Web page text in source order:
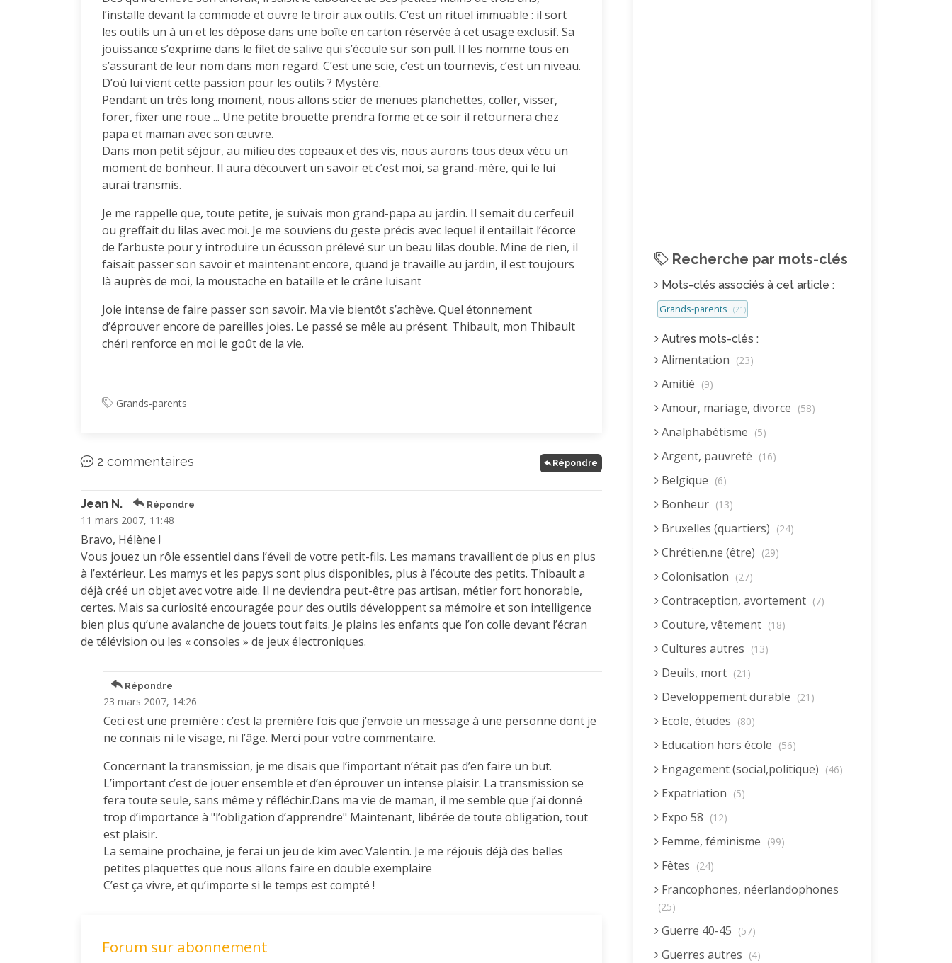
l’installe devant la commode et ouvre le tiroir aux outils. C’est un rituel immuable : il sort
les outils un à un et les dépose dans une boîte en carton réservée à cet usage exclusif. Sa
jouissance s’exprime dans le filet de salive qui s’écoule sur son pull. Il les nomme tous en
s’assurant de leur nom dans mon regard. C’est une scie, c’est un tournevis, c’est un niveau.
D’où lui vient cette passion pour les outils ? Mystère.
Pendant un très long moment, nous allons scier de menues planchettes, coller, visser,
forer, fixer une roue ... Une petite brouette prendra forme et ce soir il retournera chez
papa et maman avec son œuvre.
Dans mon petit séjour, au milieu des copeaux et des vis, nous aurons tous deux vécu un
moment de bonheur. Il aura découvert un savoir et c’est moi, sa grand-mère, qui le lui
aurai transmis.
Je me rappelle que, toute petite, je suivais mon grand-papa au jardin. Il semait du cerfeuil
ou greffait du lilas avec moi. Je me souviens du geste précis avec lequel il entaillait l’écorce
de l’arbuste pour y introduire un écusson prélevé sur un beau lilas double. Mine de rien, il
faisait passer son savoir et maintenant encore, quand je travaille au jardin, il est toujours
là auprès de moi, la moustache en bataille et le crâne luisant
Joie intense de faire passer son savoir. Ma vie bientôt s’achève. Quel étonnement
d’éprouver encore de pareilles joies. Le passé se mêle au présent. Thibault, mon Thibault
chéri renforce en moi le goût de la vie.
Grands-parents
2 commentaires Répondre
Jean N. Répondre
11 mars 2007, 11:48
Bravo, Hélène !
Vous jouez un rôle essentiel dans l’éveil de votre petit-fils. Les mamans travaillent de plus en plus
à l’extérieur. Les mamys et les papys sont plus disponibles, plus à l’écoute des petits. Thibault a
déjà créé un objet avec votre aide. Il ne deviendra peut-être pas artisan, métier fort honorable,
certes. Mais sa curiosité encouragée pour des outils développent sa mémoire et son intelligence
bien plus qu’une avalanche de jouets tout faits. Je plains les enfants que l’on colle devant l’écran
de télévision ou les « consoles » de jeux électroniques.
Répondre
23 mars 2007, 14:26
Ceci est une première : c’est la première fois que j’envoie un message à une personne dont je
ne connais ni le visage, ni l’âge. Merci pour votre commentaire.
Concernant la transmission, je me disais que l’important n’était pas d’en faire un but.
L’important c’est de jouer ensemble et d’en éprouver un intense plaisir. La transmission se
fera toute seule, sans même y réfléchir.Dans ma vie de maman, il me semble que j’ai donné
trop d’importance à "l’obligation d’apprendre" Maintenant, libérée de toute obligation, tout
est plaisir.
La semaine prochaine, je ferai un jeu de kim avec Valentin. Je me réjouis déjà des belles
petites plaquettes que nous allons faire en double exemplaire
C’est ça vivre, et qu’importe si le temps est compté !
Forum sur abonnement
Recherche par mots-clés
Mots-clés associés à cet article :
Grands-parents (21)
Autres mots-clés :
Alimentation (23)
Amitié (9)
Amour, mariage, divorce (58)
Analphabétisme (5)
Argent, pauvreté (16)
Belgique (6)
Bonheur (13)
Bruxelles (quartiers) (24)
Chrétien.ne (être) (29)
Colonisation (27)
Contraception, avortement (7)
Couture, vêtement (18)
Cultures autres (13)
Deuils, mort (21)
Developpement durable (21)
Ecole, études (80)
Education hors école (56)
Engagement (social,politique) (46)
Expatriation (5)
Expo 58 (12)
Femme, féminisme (99)
Fêtes (24)
Francophones, néerlandophones
(25)
Guerre 40-45 (57)
Guerres autres (4)